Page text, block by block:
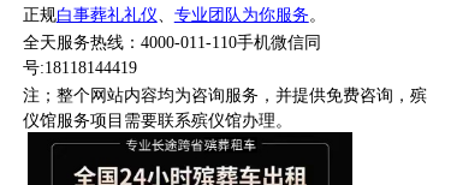
正规白事葬礼礼仪、 专业团队为你服务。
全天服务热线： 4000-011-110手机微信同
号:18118144419
注；整个网站内容均为咨询服务，并提供免费咨询，殡
仪馆服务项目需要联系殡仪馆办理。